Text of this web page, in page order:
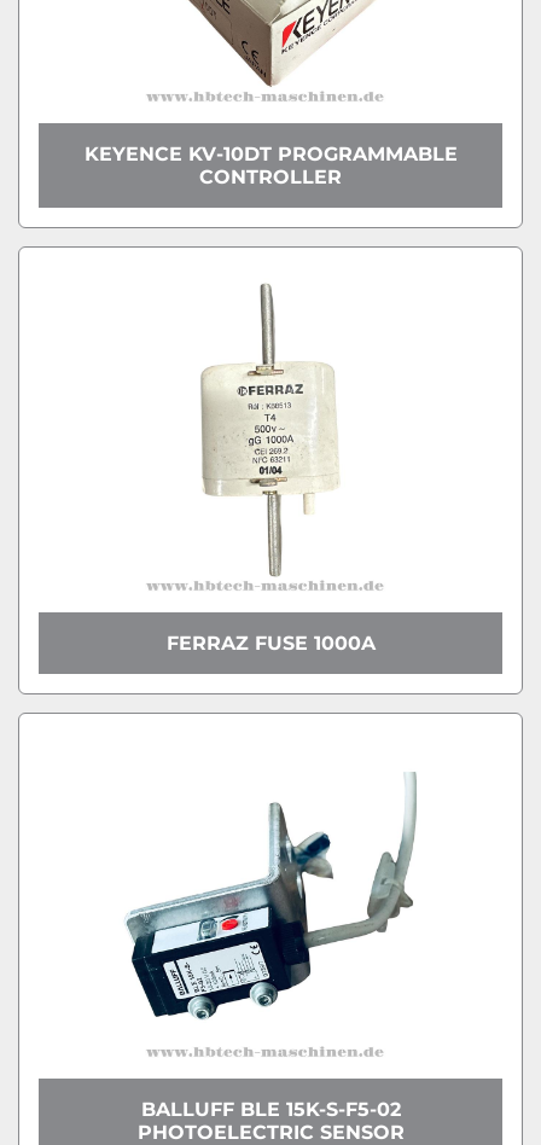
KEYENCE KV-10DT PROGRAMMABLE
CONTROLLER
FERRAZ FUSE 1000A
BALLUFF BLE 15K-S-F5-02
PHOTOELECTRIC SENSOR